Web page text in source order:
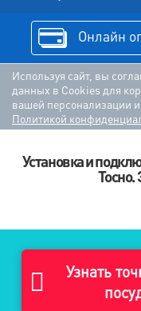
Онлайн
Используя сайт, вы
данных в Cookies для
вашей персонализации
Политикой
Установка и
Тосно.
Узнать